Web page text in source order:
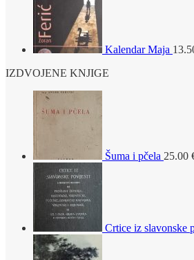
Kalendar Maja
IZDVOJENE KNJIGE
Šuma i pčela 25.00
Crtice iz slavonske